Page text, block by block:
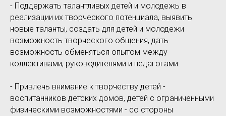
- Поддержать талантливых детей и молодежь в
реализации их творческого потенциала, выявить
новые таланты, создать для детей и молодежи
возможность творческого общения, дать
возможность обменяться опытом между
коллективами, руководителями и педагогами.
- Привлечь внимание к творчеству детей -
воспитанников детских домов, детей с ограниченными
физическими возможностями - со стороны